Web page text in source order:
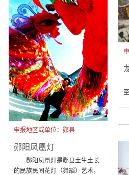
申报地区或单位：郧县
郧阳凤凰灯
郧阳凤凰灯是郧县土生土长
的民族民间花灯（舞蹈）艺术，